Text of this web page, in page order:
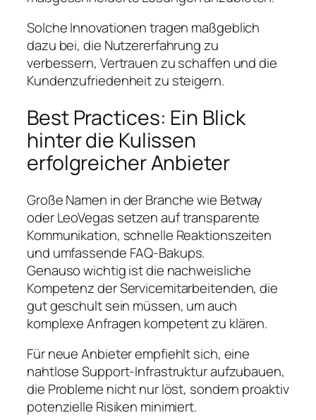
Solche Innovationen tragen maßgeblich
dazu bei, die Nutzererfahrung zu
verbessern, Vertrauen zu schaffen und die
Kundenzufriedenheit zu steigern.
Best Practices: Ein Blick
hinter die Kulissen
erfolgreicher Anbieter
Große Namen in der Branche wie Betway
oderLeoVegas setzen auf transparente
Kommunikation, schnelle Reaktionszeiten
und umfassende FAQ-Bakups.
Genauso wichtig ist die nachweisliche
Kompetenz der Servicemitarbeitenden, die
gut geschult sein müssen, um auch
komplexe Anfragen kompetent zu klären.
Für neue Anbieter empfiehlt sich, eine
nahtlose Support-Infrastruktur aufzubauen,
die Probleme nicht nur löst, sondern proaktiv
potenzielle Risiken minimiert.